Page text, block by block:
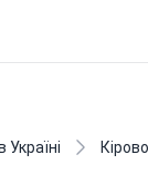
Україні